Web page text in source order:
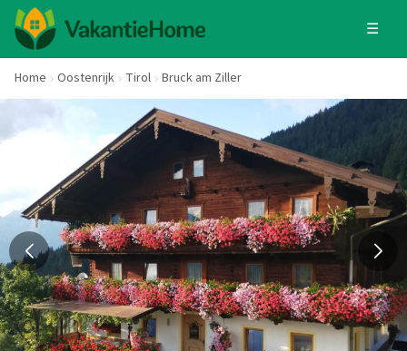
☰
Home Oostenrijk Tirol Bruck am Ziller